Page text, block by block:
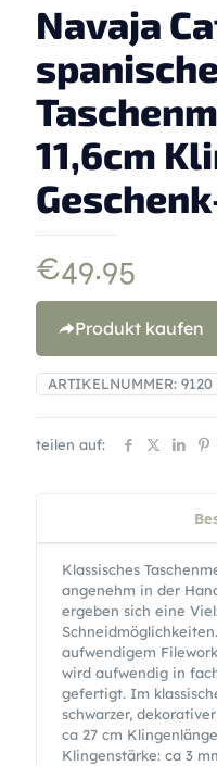
Navaja
11,6cm
€49.95
Produkt kaufen
ARTIKELNUMMER: 9120
teilen auf:
Klassisches
angenehm in der
ergeben sich eine
aufwendigem
wird aufwendig in
gefertigt. Im
schwarzer,
ca 27 cm
Klingenstärke: ca 3